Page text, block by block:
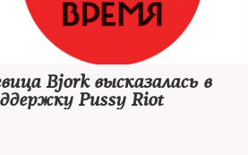
Bjork высказалась в
Pussy Riot